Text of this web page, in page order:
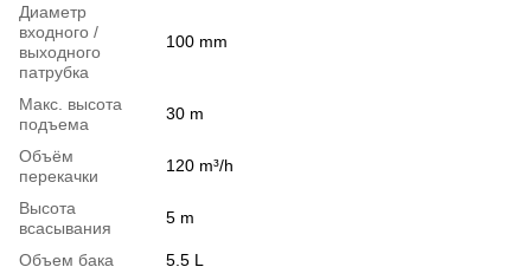
Диаметр
входного /
выходного
патрубка
100 mm
Макс. высота
подъема
30 m
Объём
перекачки
120 m³/h
Высота
всасывания
5 m
Объем бака
5.5 L